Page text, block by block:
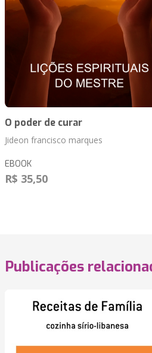
O poder de curar
Jideon francisco marques
EBOOK
R$ 35,50
Publicações